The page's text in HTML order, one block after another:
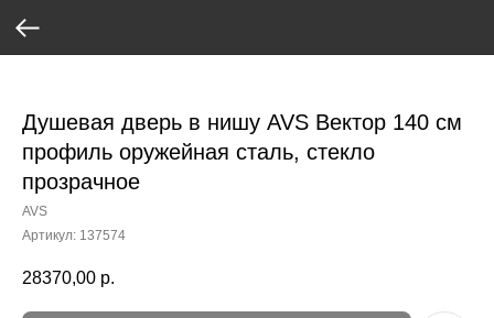
Душевая дверь в нишу AVS Вектор 140 см
профиль оружейная сталь, стекло
прозрачное
AVS
Артикул: 137574
28370,00 р.